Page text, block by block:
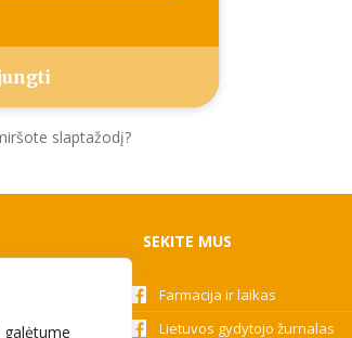
slaptažodį?
SEKITE MUS
Farmacija ir laikas
Lietuvos gydytojo žurnalas